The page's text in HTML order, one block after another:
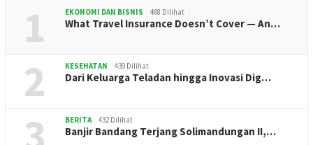
1 EKONOMI DAN BISNIS 468 Dilihat
What Travel Insurance Doesn’t Cover — An…
2 KESEHATAN 439 Dilihat
Dari Keluarga Teladan hingga Inovasi Dig…
BERITA 432 Dilihat
Banjir Bandang Terjang Solimandungan II,…